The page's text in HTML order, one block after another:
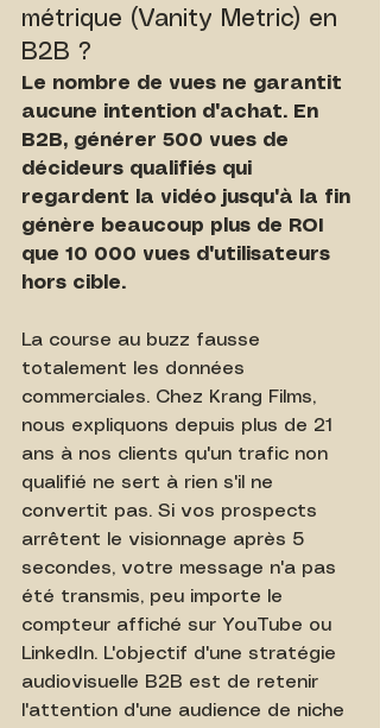
métrique (Vanity Metric) en
B2B ?
Le nombre de vues ne garantit
aucune intention d'achat. En
B2B, générer 500 vues de
décideurs qualifiés qui
regardent la vidéo jusqu'à la fin
génère beaucoup plus de ROI
que 10 000 vues d'utilisateurs
hors cible.
La course au buzz fausse
totalement les données
commerciales. Chez Krang Films,
nous expliquons depuis plus de 21
ans à nos clients qu'un trafic non
qualifié ne sert à rien s'il ne
convertit pas. Si vos prospects
arrêtent le visionnage après 5
secondes, votre message n'a pas
été transmis, peu importe le
compteur affiché sur YouTube ou
LinkedIn. L'objectif d'une stratégie
audiovisuelle B2B est de retenir
l'attention d'une audience de niche